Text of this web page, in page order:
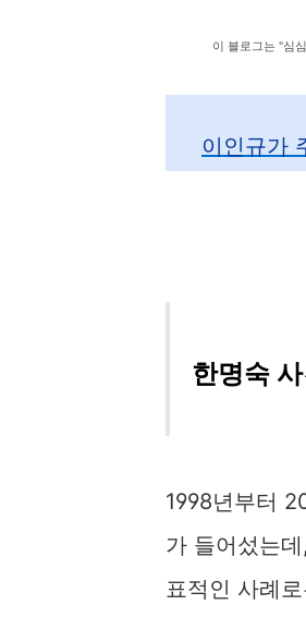
이 블로그는 "심
이인규가
한명숙
1998년부터
가 들어섰는
표적인 사례